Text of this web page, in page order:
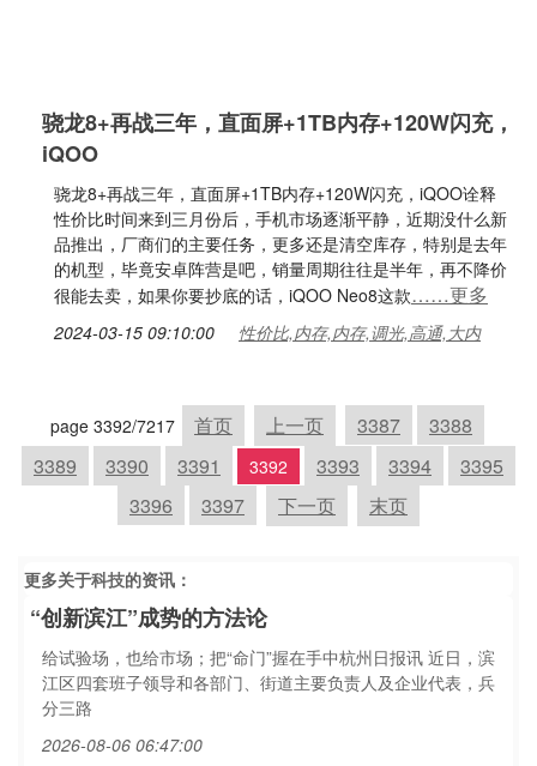
骁龙8+再战三年，直面屏+1TB内存+120W闪充，
iQOO
骁龙8+再战三年，直面屏+1TB内存+120W闪充，iQOO诠释
性价比时间来到三月份后，手机市场逐渐平静，近期没什么新
品推出，厂商们的主要任务，更多还是清空库存，特别是去年
的机型，毕竟安卓阵营是吧，销量周期往往是半年，再不降价
很能去卖，如果你要抄底的话，iQOO Neo8这款……更多
2024-03-15 09:10:00 性价比,内存,内存,调光,高通,大内
page 3392/7217 首页 上一页 3387
3388
3389
3390 3391 3392 3393 3394
3395
3396
3397 下一页 末页
更多关于科技的资讯：
“创新滨江”成势的方法论
给试验场，也给市场；把“命门”握在手中杭州日报讯 近日，滨
江区四套班子领导和各部门、街道主要负责人及企业代表，兵
分三路
2026-08-06 06:47:00